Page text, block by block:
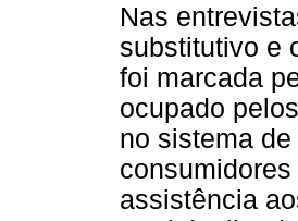
Nas
substitutivo e
foi marcada
ocupado
no sistema
assistência